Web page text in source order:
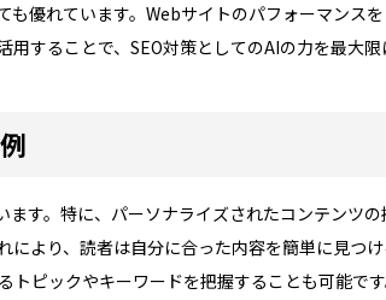
優れています。Webサイトのパフォーマンス
することで、SEO対策としてのAIの力を最大限
す。特に、パーソナライズされたコンテンツ
より、読者は自分に合った内容を簡単に見つけ
トピックやキーワードを把握することも可能で